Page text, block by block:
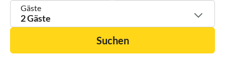
Gäste
2 Gäste
Suchen